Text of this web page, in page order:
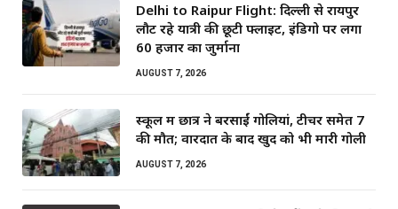
Delhi to Raipur Flight: दिल्ली से रायपुर
लौट रहे यात्री की छूटी फ्लाइट, इंडिगो पर लगा
60 हजार का जुर्माना
AUGUST 7, 2026
स्कूल में छात्र ने बरसाईं गोलियां, टीचर समेत 7
की मौत; वारदात के बाद खुद को भी मारी गोली
AUGUST 7, 2026